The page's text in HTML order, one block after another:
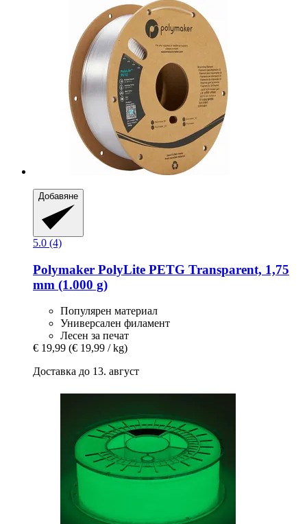
Добавяне
5.0 (4)
Polymaker PolyLite PETG Transparent, 1,75
mm (1.000 g)
Популярен материал
Универсален филамент
Лесен за печат
€ 19,99 (€ 19,99 / kg)
Доставка до 13. август